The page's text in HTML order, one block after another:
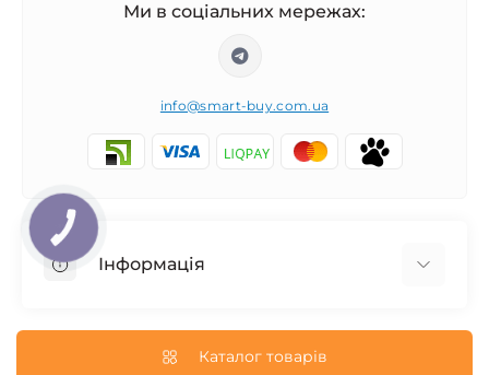
Ми в соціальних мережах:
info@smart-buy.com.ua
Інформація
Каталог товарів
КНОПКА
ЗВ'ЯЗКУ